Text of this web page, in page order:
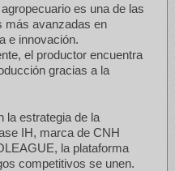
es una de las
más avanzadas en
e innovación.
el productor encuentra
gracias a la
la estrategia de la
IH, marca de CNH
la plataforma
competitivos se unen.